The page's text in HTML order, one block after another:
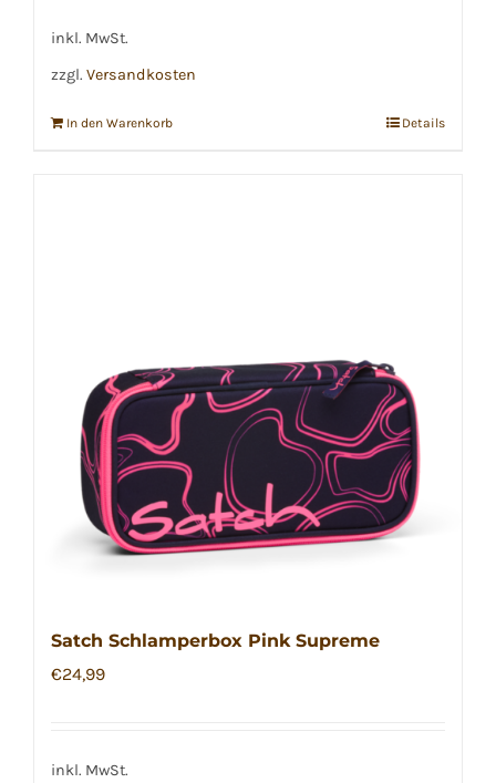
€129,99
inkl. MwSt.
zzgl. Versandkosten
In den Warenkorb Details
Satch Schlamperbox Pink Supreme
€24,99
inkl. MwSt.